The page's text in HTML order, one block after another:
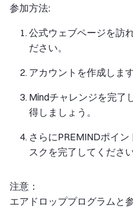
参加方法:
公式ウェブページを訪
ださい。
アカウントを作成します
Mindチャレンジを完了
得しましょう。
さらにPREMINDポイ
スクを完了してくださ
注意：
エアドロッププログラムと